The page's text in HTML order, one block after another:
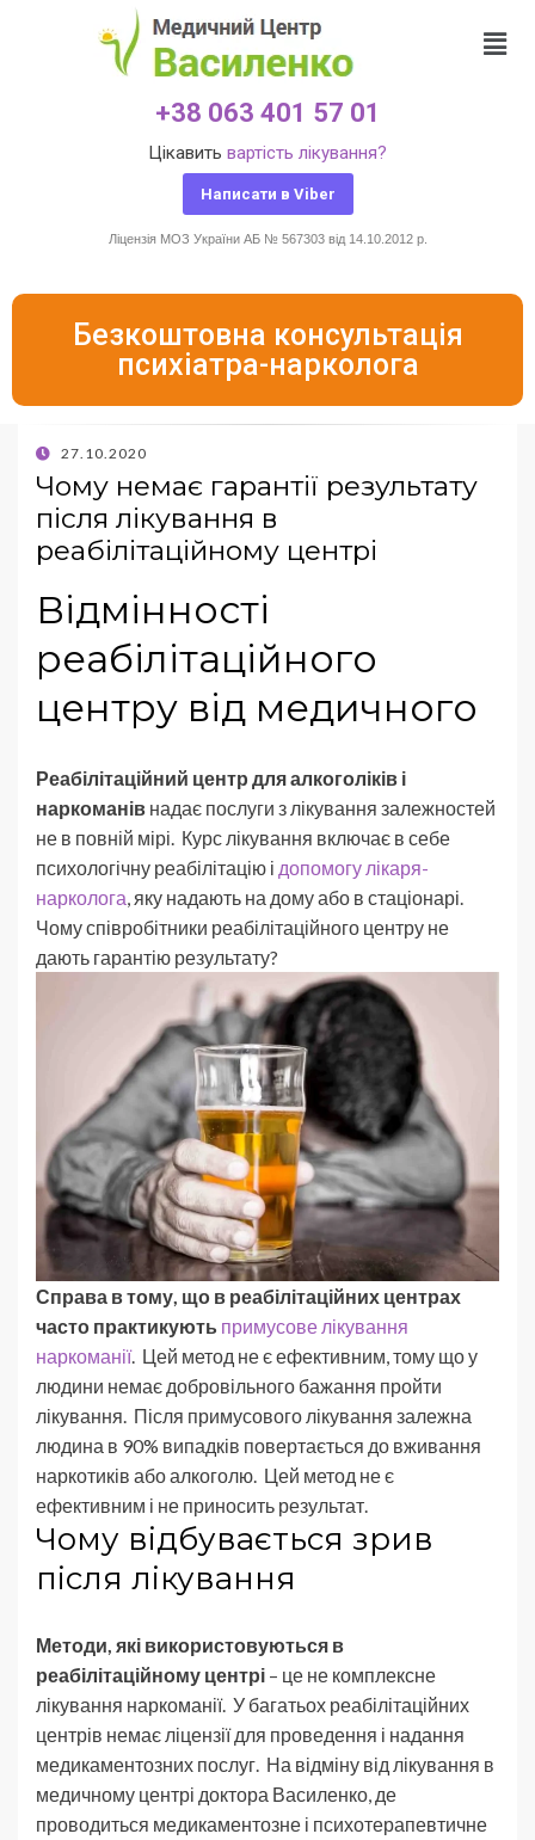
+38 063 401 57 01
Цікавить вартість лікування?
Написати в Viber
Ліцензія МОЗ України АБ № 567303 від 14.10.2012 р.
Безкоштовна консультація
психіатра-нарколога
27.10.2020
Чому немає гарантії результату
після лікування в
реабілітаційному центрі
Відмінності
реабілітаційного
центру від медичного
Реабілітаційний центр для алкоголіків і
наркоманів надає послуги з лікування залежностей
не в повній мірі. Курс лікування включає в себе
психологічну реабілітацію і допомогу лікаря-
нарколога, яку надають на дому або в стаціонарі.
Чому співробітники реабілітаційного центру не
дають гарантію результату?
Справа в тому, що в реабілітаційних центрах
часто практикують примусове лікування
наркоманії. Цей метод не є ефективним, тому що у
людини немає добровільного бажання пройти
лікування. Після примусового лікування залежна
людина в 90% випадків повертається до вживання
наркотиків або алкоголю. Цей метод не є
ефективним і не приносить результат.
Чому відбувається зрив
після лікування
Методи, які використовуються в
реабілітаційному центрі – це не комплексне
лікування наркоманії. У багатьох реабілітаційних
центрів немає ліцензії для проведення і надання
медикаментозних послуг. На відміну від лікування в
медичному центрі доктора Василенко, де
проводиться медикаментозне і психотерапевтичне